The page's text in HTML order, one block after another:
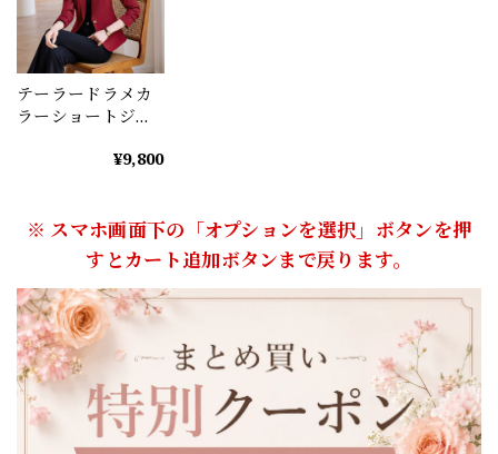
テーラードラメカ
ラーショートジャ
¥9,800
※ スマホ画面下の「オプションを選択」ボタンを押
すとカート追加ボタンまで戻ります。